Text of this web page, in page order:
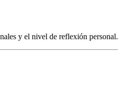
y el nivel de reflexión personal.